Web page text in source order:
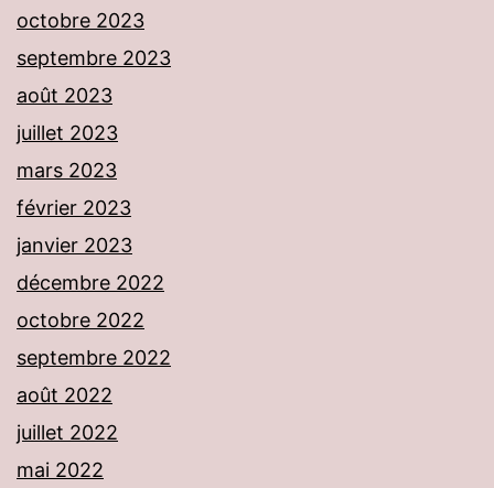
octobre 2023
septembre 2023
août 2023
juillet 2023
mars 2023
février 2023
janvier 2023
décembre 2022
octobre 2022
septembre 2022
août 2022
juillet 2022
mai 2022